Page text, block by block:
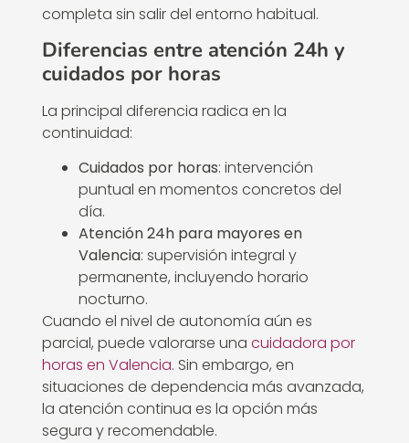
completa sin salir del entorno habitual.
Diferencias entre atención 24h y
cuidados por horas
La principal diferencia radica en la
continuidad:
Cuidados por horas: intervención
puntual en momentos concretos del
día.
Atención 24h para mayores en
Valencia: supervisión integral y
permanente, incluyendo horario
nocturno.
Cuando el nivel de autonomía aún es
parcial, puede valorarse una cuidadora por
horas en Valencia. Sin embargo, en
situaciones de dependencia más avanzada,
la atención continua es la opción más
segura y recomendable.